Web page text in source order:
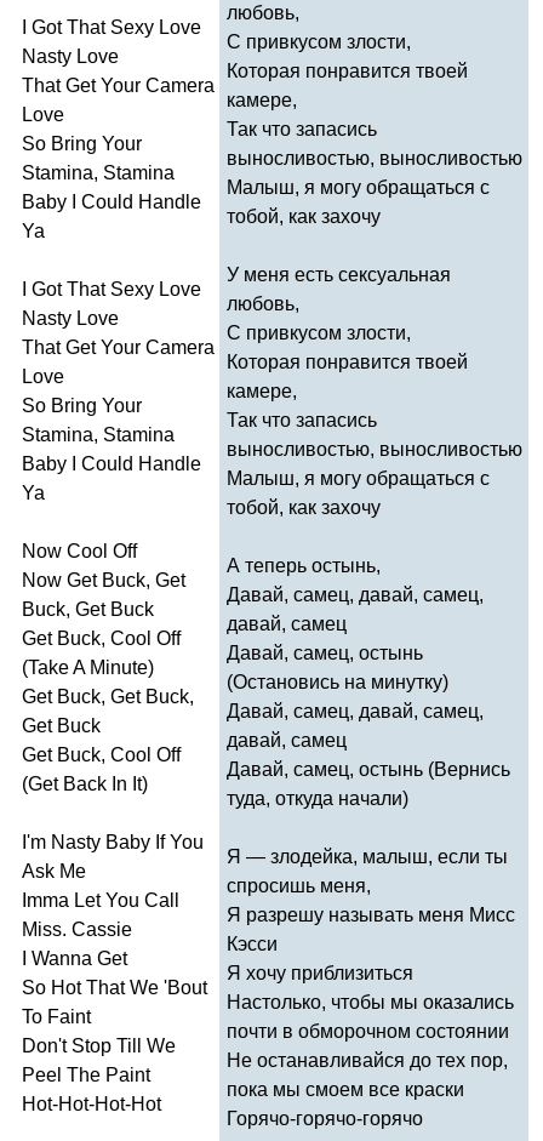
Got That Sexy Love
Nasty Love
That Get Your Camera
Love
So Bring Your
Stamina, Stamina
Baby
Could Handle
Ya
Got That Sexy Love
Nasty Love
That Get Your Camera
Love
So Bring Your
Stamina, Stamina
Baby
Could Handle
Ya
Now Cool Off
Now Get Buck, Get
Buck, Get Buck
Get Buck, Cool Off
(TakeA Minute)
Get Buck, Get Buck,
Get Buck
Get Buck, Cool Off
(Get Back In It)
I'm Nasty Baby If You
Ask Me
Imma Let You Call
Miss. Cassie
Wanna Get
So Hot That We 'Bout
To Faint
Don't Stop Till
We
Peel The Paint
Hot-Hot-Hot-Hot
любовь,
С привкусом злости,
Которая понравится твоей
камере,
Так что запасись
выносливостью, выносливостью
Малыш, я могу обращаться с
тобой, как захочу
У меня есть сексуальная
любовь,
С привкусом злости,
Которая понравится твоей
камере,
Так что запасись
выносливостью, выносливостью
Малыш, я могу обращаться с
тобой, как захочу
А теперь остынь,
Давай, самец, давай, самец,
давай, самец
Давай, самец, остынь
(Остановись на минутку)
Давай, самец, давай, самец,
давай, самец
Давай, самец, остынь (Вернись
туда, откуда начали)
Я — злодейка, малыш, если ты
спросишь меня,
Я разрешу называть меня Мисс
Кэсси
Я хочу приблизиться
Настолько, чтобы мы оказались
почти в обморочном состоянии
Не останавливайся до тех пор,
пока мы смоем все краски
Горячо-горячо-горячо